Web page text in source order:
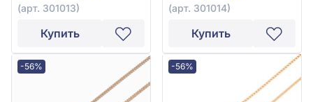
(арт. 301013)
Купить
(арт. 301014)
Купить
-56% -56%